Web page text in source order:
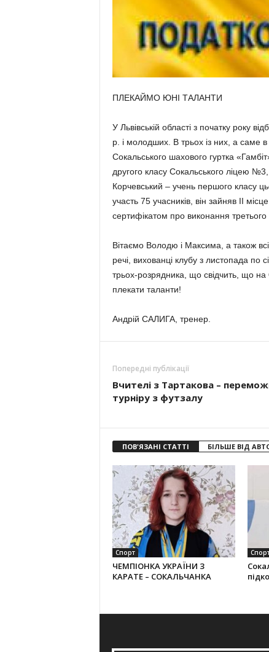
ПЛЕКАЙМО ЮНІ ТАЛАНТИ
У Львівській області з початку року
р. і молодших. В трьох із них, а саме в
Сокальського шахового гуртка
другого класу Сокальського ліцею
Корчевський – учень першого класу
участь 75 учасників, він зайняв ІІ
сертифікатом про виконання третього
Вітаємо Володю і Максима, а також
речі, вихованці клубу з листопада по
трьох-розрядника, що свідчить, що
плекати таланти!
Андрій САЛИГА, тренер.
Попередні публікації
Вчителі з Тартакова –
турніру з футзалу
ПОВ'ЯЗАНІ СТАТТІ БІЛЬШЕ ВІД
Спорт
ЧЕМПІОНКА УКРАЇНИ З
КАРАТЕ – СОКАЛЬЧАНКА